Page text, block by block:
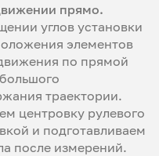
прямо.
углов установки
элементов
по прямой
траектории.
центровку рулевого
и подготавливаем
после измерений.